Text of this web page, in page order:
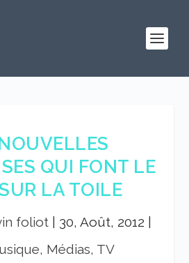
QUI FONT LE
LA TOILE
foliot 30, Août, 2012
Médias, TV